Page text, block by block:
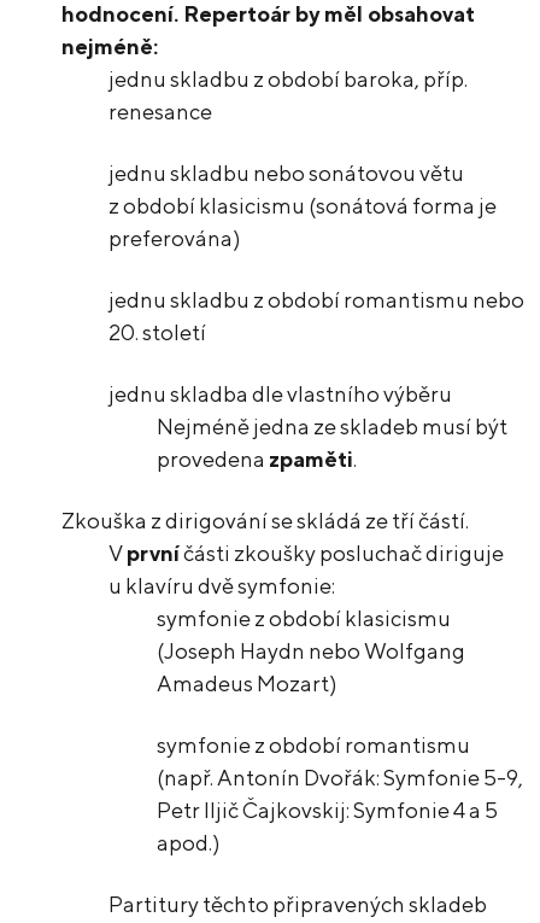
hodnocení. Repertoár by měl obsahovat
nejméně:
jednu skladbu z období baroka, příp.
renesance
jednu skladbu nebo sonátovou větu
z období klasicismu (sonátová forma je
preferována)
jednu skladbu z období romantismu nebo
20. století
jednu skladba dle vlastního výběru
Nejméně jedna ze skladeb musí být
provedena zpaměti.
Zkouška z dirigování se skládá ze tří částí.
Vprvníčásti zkoušky posluchač diriguje
u klavíru dvě symfonie:
symfonie z období klasicismu
(Joseph Haydn nebo Wolfgang
Amadeus Mozart)
symfonie z období romantismu
(např. Antonín Dvořák: Symfonie 5-9,
Petr Iljič Čajkovskij: Symfonie 4 a 5
apod.)
Partitury těchto připravených skladeb